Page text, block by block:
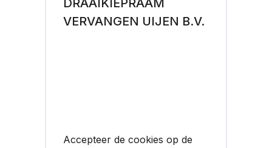
VERVANGEN UIJEN B.V.
Accepteer de cookies op de